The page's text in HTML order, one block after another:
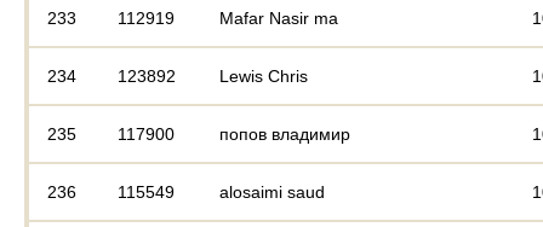
233 112919 Mafar Nasir ma
234 123892 Lewis Chris
235 117900 попов владимир
236 115549 alosaimi saud